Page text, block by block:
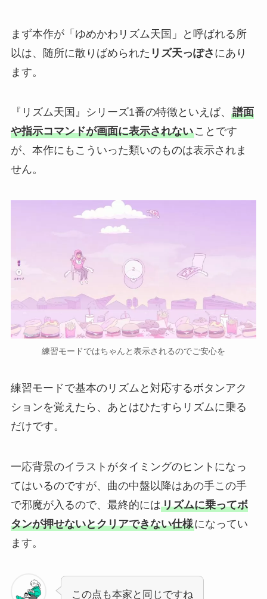
まず本作が「ゆめかわリズム天国」と呼ばれる所
以は、随所に散りばめられた リズ天っぽさ にあり
ます。
『リズム天国』シリーズ1番の特徴といえば、 譜面
や指示コマンドが画面に表示されないことです
が、本作にもこういった類いのものは表示されま
せん。
練習モードではちゃんと表示されるのでご安心を
練習モードで基本のリズムと対応するボタンアク
ションを覚えたら、あとはひたすらリズムに乗る
だけです。
一応背景のイラストがタイミングのヒントになっ
てはいるのですが、曲の中盤以降はあの手この手
で邪魔が入るので、最終的にはリズムに乗ってボ
タンが押せないとクリアできない仕様になってい
ます。
この点も本家と同じですね